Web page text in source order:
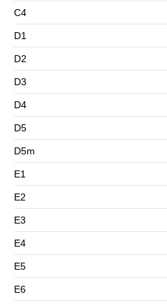
C4
D1
D2
D3
D4
D5
D5m
E1
E2
E3
E4
E5
E6